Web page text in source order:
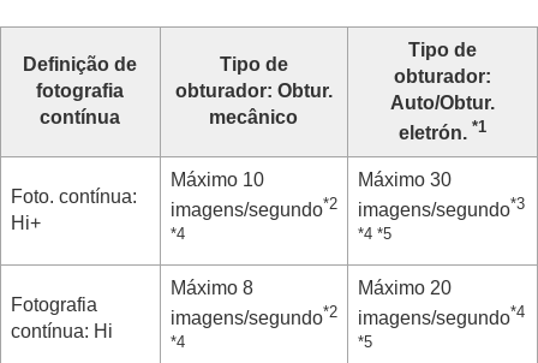
Tem.auto(Cont.)
Tipo de Temp. Auto
Bracket Cont.
Bracket Único
Indicador durante fotografia de bracket
Bracketing WB
Bracket DRO
Definições Bracket
Definir da qualidade de imagem e o formato de
gravação
Utilizar funções táteis
Definição de
fotografia
contínua
Tipo de
obturador: Obtur.
mecânico
Tipo de
obturador:
Auto/Obtur.
eletrón. *1
Foto. contínua:
Hi+
Máximo 10
imagens/segundo*2
*4
Máximo 30
imagens/segundo*3
*4 *5
Fotografia
contínua: Hi
Máximo 8
imagens/segundo*2
*4
Máximo 20
imagens/segundo*4
*5